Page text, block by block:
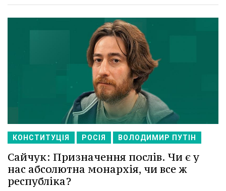
КОНСТИТУЦІЯ РОСІЯ ВОЛОДИМИР ПУТІН
Сайчук: Призначення послів. Чи є у
нас абсолютна монархія, чи все ж
республіка?